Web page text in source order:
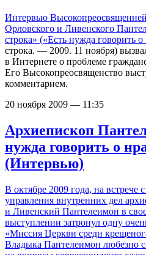
Интервью
Орловского и Ливенского
строка» («Есть нужда говорить о
строка. — 2009. 11 ноября)
в Интернете о проблеме
Его Высокопреосвященство
комментарием.
20 ноября 2009 — 11:35
Архиепископ
нужда говорить о
(Интервью)
В октябре 2009 года, на встрече
управления внутренних дел
и Ливенский Пантелеимон в
выступлении затронул одну
«Миссия Церкви среди
Владыка Пантелеимон любезно